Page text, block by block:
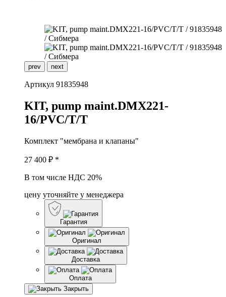
prev next
Артикул 91835948
KIT, pump maint.DMX221-
16/PVC/T/T
Комплект "мембрана и клапаны"
27 400 ₽ *
В том числе НДС 20%
цену уточняйте у менеджера
Гарантия
Оригинал
Доставка
Оплата
Закрыть